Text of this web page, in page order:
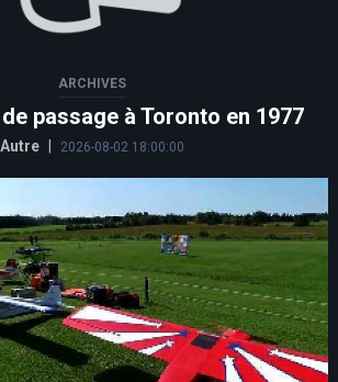
ARCHIVES
passage à Toronto en 1977
Autre 2026-08-02 18:00:00